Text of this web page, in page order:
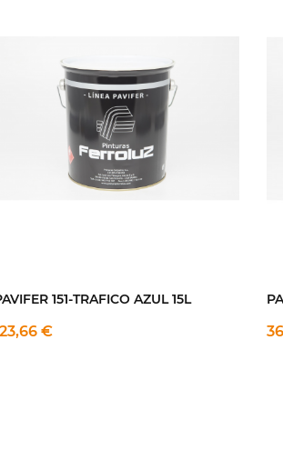
151-TRAFICO AZUL 15L
€